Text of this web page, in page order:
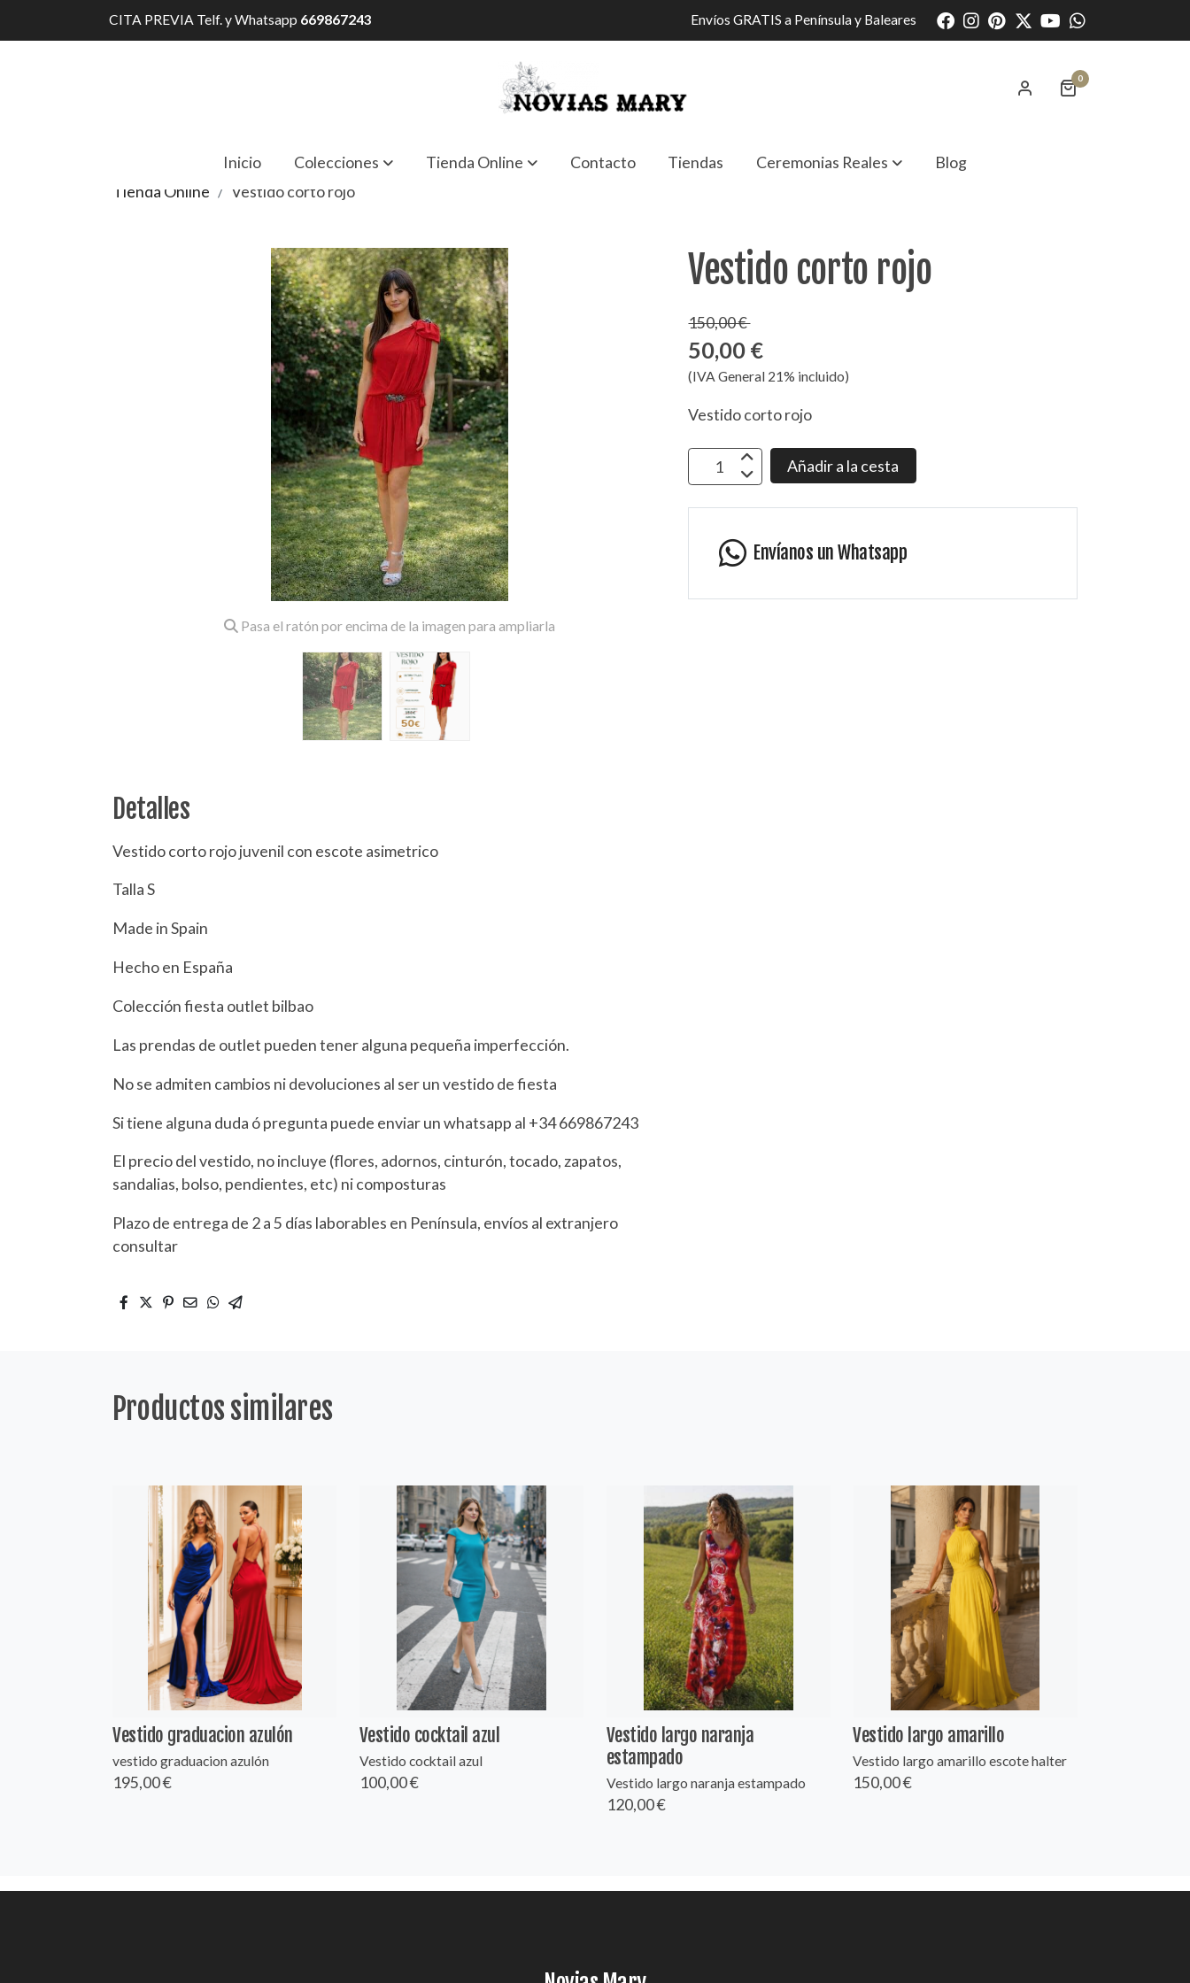
CITA PREVIA Telf. y Whatsapp 669867243 Envíos GRATIS a Península y Baleares
0
Inicio Colecciones Tienda Online Contacto Tiendas Ceremonias Reales
Blog
Tienda Online
Vestido corto rojo
Pasa el ratón por encima de la imagen para ampliarla
Detalles
Vestido corto rojo juvenil con escote asimetrico
Talla S
Made in Spain
Hecho en España
Colección fiesta outlet bilbao
Las prendas de outlet pueden tener alguna pequeña imperfección.
No se admiten cambios ni devoluciones al ser un vestido de fiesta
Si tiene alguna duda ó pregunta puede enviar un whatsapp al +34 669867243
El precio del vestido, no incluye (flores, adornos, cinturón, tocado, zapatos,
sandalias, bolso, pendientes, etc) ni composturas
Plazo de entrega de 2 a 5 días laborables en Península, envíos al extranjero
consultar
Vestido corto rojo
150,00 €
50,00 €
(IVA General 21% incluido)
Vestido corto rojo
Añadir a la cesta
Envíanos un Whatsapp
Productos similares
Vestido graduacion azulón
vestido graduacion azulón
195,00 €
Vestido cocktail azul
Vestido cocktail azul
100,00 €
Vestido largo naranja
estampado
Vestido largo naranja estampado
120,00 €
Vestido largo amarillo
Vestido largo amarillo escote halter
150,00 €